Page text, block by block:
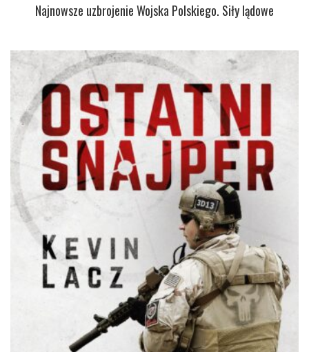
Najnowsze uzbrojenie Wojska Polskiego. Siły lądowe